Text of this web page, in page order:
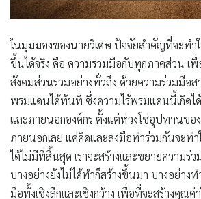
ในมุมมองของนายวิเศษ ปัจจัยสำคัญที่จะทำ
ขึ้นได้จริง คือ ความร่วมมือกับทุกภาคส่วน เ
สังคมส่วนรวมอย่างทั่วถึง ด้วยความร่วมมือส
พรมแดนได้ทันที ซึ่งความไร้พรมแดนนี้เกิดไ
และภายนอกองค์กร ตั้งแต่ห่วงโซ่อุปทานขอ
ภายนอกเลย แค่คิดและลงมือทำร่วมกันจะท
ได้ไม่มีที่สิ้นสุด เราจะสร้างและขยายความร่
บางอย่างยังไม่ได้ทำก็สร้างขึ้นมา บางอย่าง
มือทั้งเชิงลึกและเชิงกว้าง เพื่อที่จะสร้างคุณ